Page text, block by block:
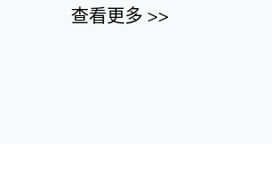
查看更多 >>